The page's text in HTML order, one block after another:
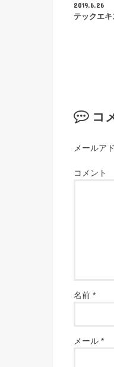
2019.6.26
テックエキ
コ
メールア
コメント
名前 *
メール *